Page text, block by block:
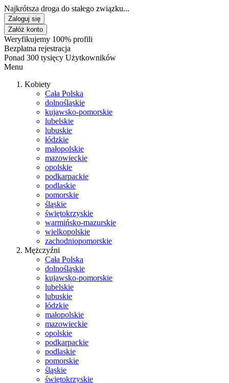
Najkrótsza droga do stałego związku...
Zaloguj się
Załóż konto
Weryfikujemy 100% profili
Bezpłatna rejestracja
Ponad 300 tysięcy Użytkowników
Menu
Kobiety
Cała Polska
dolnośląskie
kujawsko-pomorskie
lubelskie
lubuskie
łódzkie
małopolskie
mazowieckie
opolskie
podkarpackie
podlaskie
pomorskie
śląskie
świętokrzyskie
warmińsko-mazurskie
wielkopolskie
zachodniopomorskie
Mężczyźni
Cała Polska
dolnośląskie
kujawsko-pomorskie
lubelskie
lubuskie
łódzkie
małopolskie
mazowieckie
opolskie
podkarpackie
podlaskie
pomorskie
śląskie
świętokrzyskie